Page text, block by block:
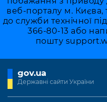
веб-порталу м. Києва,
до служби технічної
366-80-13 або
пошту
gov.ua
Державні сайти України